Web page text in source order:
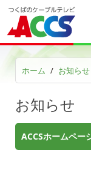
ホーム お知らせ
お知らせ
ACCSホームペー
ケーブルプラス
au/UQスマホセ
ACCSお客さま
au自宅割
KDDI電話 au